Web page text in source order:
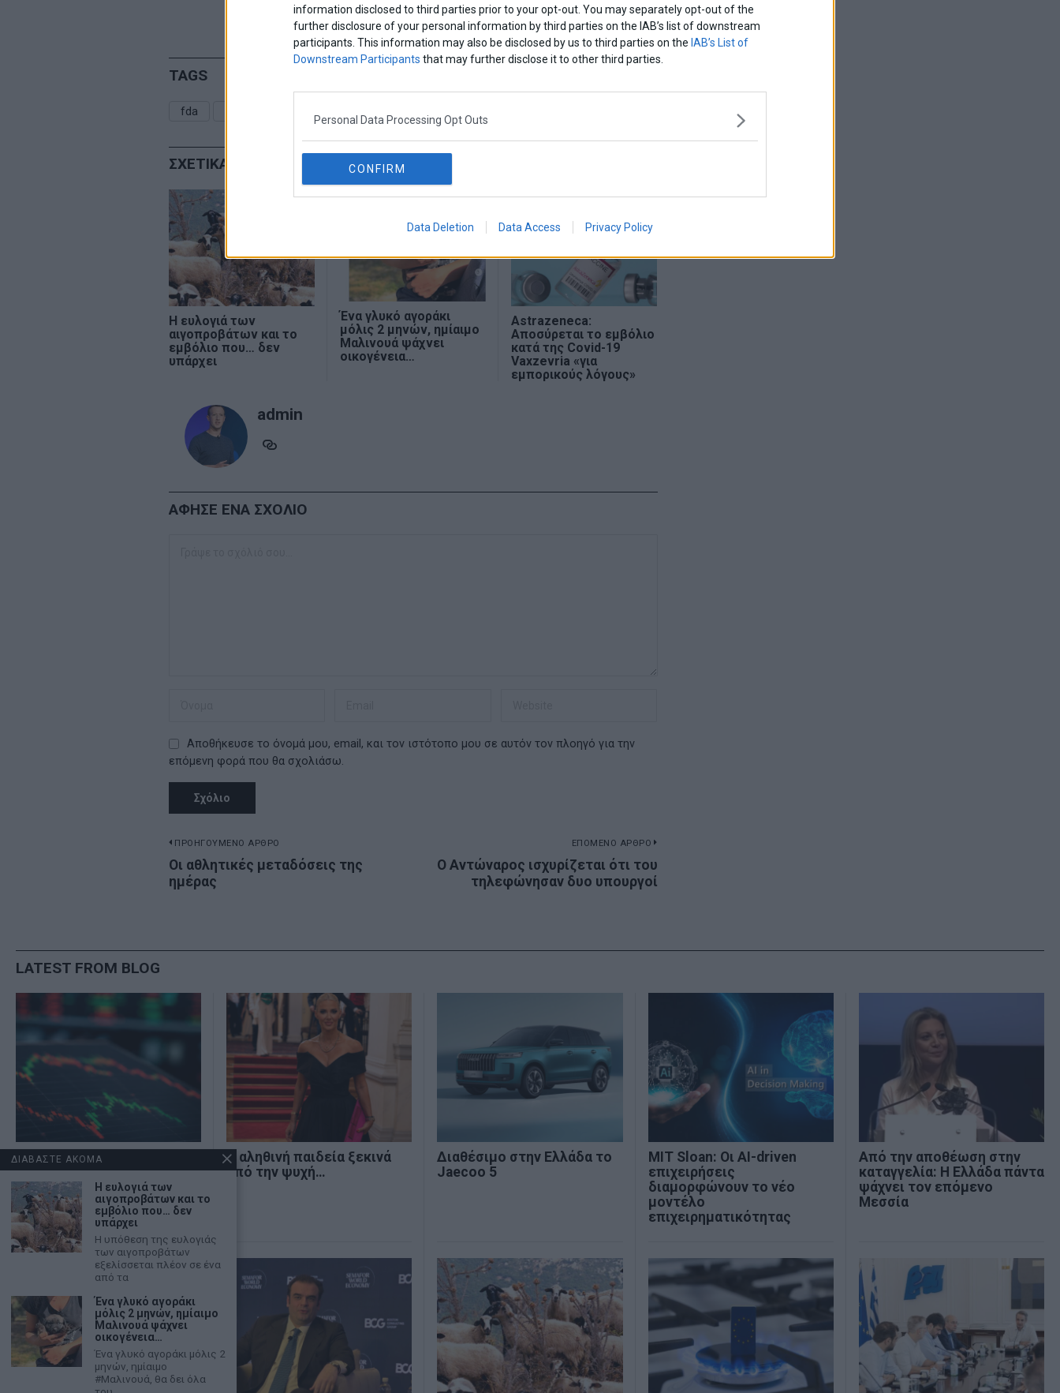
information disclosed to third parties prior to your opt-out. You may separately opt-out of the
further disclosure of your personal information by third parties on the IAB’s list of downstream
participants. This information may also be disclosed by us to third parties on the IAB’s List of
Downstream Participants that may further disclose it to other third parties.
Personal Data Processing Opt Outs
CONFIRM
Data Deletion Data Access Privacy Policy
Share This
TAGS
fda
ΣΧΕΤΙΚΑ ΑΡΘΡΑ
Η ευλογιά των
αιγοπροβάτων και το
εμβόλιο που… δεν
υπάρχει
Ένα γλυκό αγοράκι
μόλις 2 μηνών, ημίαιμο
Μαλινουά ψάχνει
οικογένεια…
Astrazeneca:
Αποσύρεται το εμβόλιο
κατά της Covid-19
Vaxzevria «για
εμπορικούς λόγους»
admin
ΑΦΗΣΕ ΕΝΑ ΣΧΟΛΙΟ
Αποθήκευσε το όνομά μου, email, και τον ιστότοπο μου σε αυτόν τον πλοηγό για την
επόμενη φορά που θα σχολιάσω.
Πλοήγηση
άρθρων
ΠΡΟΗΓΟΥΜΕΝΟ ΑΡΘΡΟ
Previous
post:
Οι αθλητικές μεταδόσεις της
ημέρας
ΕΠΟΜΕΝΟ ΑΡΘΡΟ
Next
post:
Ο Αντώναρος ισχυρίζεται ότι του
τηλεφώνησαν δυο υπουργοί
LATEST FROM BLOG
Χρηματιστήριο: Δεύτερη
ημέρα πτώσης με τζίρο
€320 εκατ.
Η αληθινή παιδεία ξεκινά
από την ψυχή…
Διαθέσιμο στην Ελλάδα το
Jaecoo 5
MIT Sloan: Οι AI-driven
επιχειρήσεις
διαμορφώνουν το νέο
μοντέλο
επιχειρηματικότητας
Από την αποθέωση στην
καταγγελία: Η Ελλάδα πάντα
ψάχνει τον επόμενο
Μεσσία
ΔΙΑΒΑΣΤΕ ΑΚΟΜΑ
Η ευλογιά των
αιγοπροβάτων και το
εμβόλιο που… δεν
υπάρχει
Η υπόθεση της ευλογιάς
των αιγοπροβάτων
εξελίσσεται πλέον σε ένα
από τα
Ένα γλυκό αγοράκι
μόλις 2 μηνών, ημίαιμο
Μαλινουά ψάχνει
οικογένεια…
Ένα γλυκό αγοράκι μόλις 2
μηνών, ημίαιμο
#Μαλινουά, θα δει όλα